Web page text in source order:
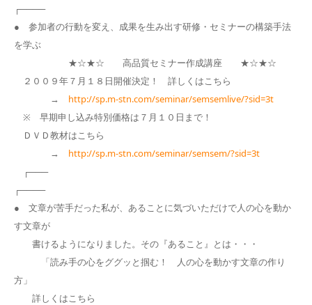
┌────
● 参加者の行動を変え、成果を生み出す研修・セミナーの構築手法
を学ぶ
★☆★☆ 高品質セミナー作成講座 ★☆★☆
２００９年７月１８日開催決定！ 詳しくはこちら
→ http://sp.m-stn.com/seminar/semsemlive/?sid=3t
※ 早期申し込み特別価格は７月１０日まで！
ＤＶＤ教材はこちら
→ http://sp.m-stn.com/seminar/semsem/?sid=3t
┌───
┌────
● 文章が苦手だった私が、あることに気づいただけで人の心を動か
す文章が
書けるようになりました。その『あること』とは・・・
「読み手の心をググッと掴む！ 人の心を動かす文章の作り
方」
詳しくはこちら